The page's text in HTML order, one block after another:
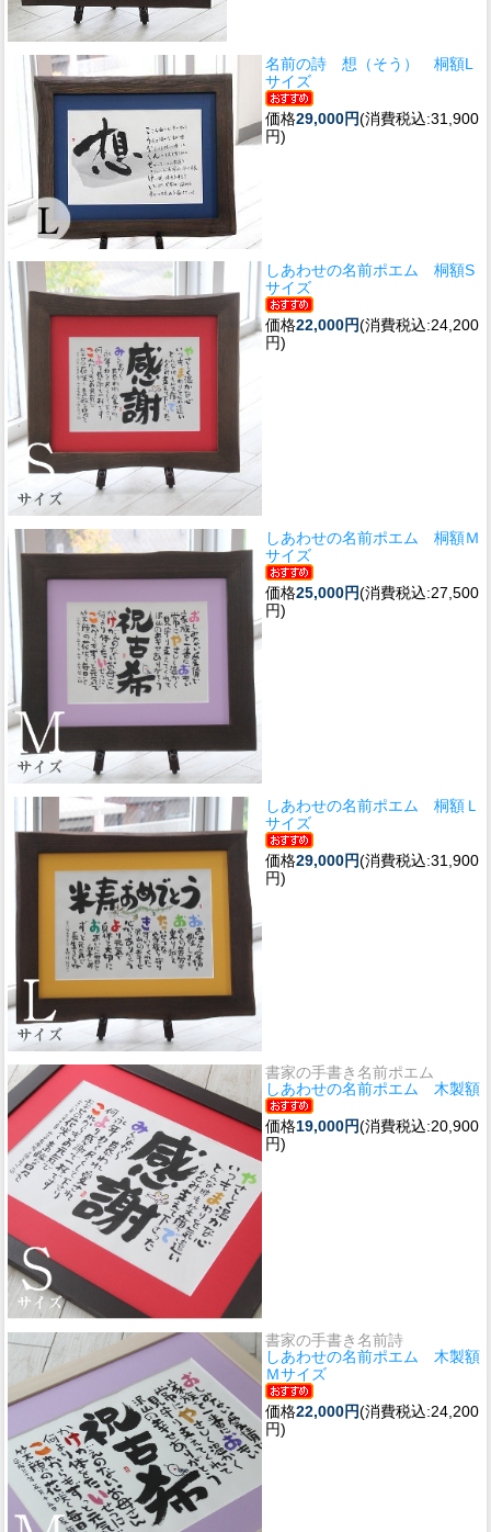
名前の詩 想（そう） 桐額L
サイズ
価格29,000円(消費税込:31,900
円)
しあわせの名前ポエム 桐額S
サイズ
価格22,000円(消費税込:24,200
円)
しあわせの名前ポエム 桐額Ｍ
サイズ
価格25,000円(消費税込:27,500
円)
しあわせの名前ポエム 桐額Ｌ
サイズ
価格29,000円(消費税込:31,900
円)
書家の手書き名前ポエム
しあわせの名前ポエム 木製額
価格19,000円(消費税込:20,900
円)
書家の手書き名前詩
しあわせの名前ポエム 木製額
Ｍサイズ
価格22,000円(消費税込:24,200
円)